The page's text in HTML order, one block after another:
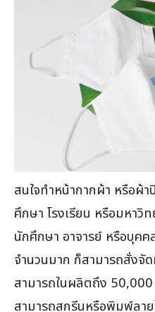
สนใจทำหน้ากากผ้า หรือผ้
ศึกษา โรงเรียน หรือมหาวิ
นักศึกษา อาจารย์ หรือบุคค
จำนวนมาก ก็สามารถสั่งจัด
สามารถในผลิตถึง
สามารถสกรีนหรือพิมพ์ลา